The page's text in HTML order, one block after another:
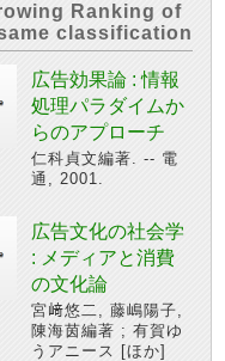
Ranking of
classification
広告効果論 : 情報
処理パラダイムか
らのアプローチ
仁科貞文編著. -- 電
通, 2001.
広告文化の社会学
: メディアと消費
の文化論
宮﨑悠二, 藤嶋陽子,
陳海茵編著 ; 有賀ゆ
うアニース [ほか]